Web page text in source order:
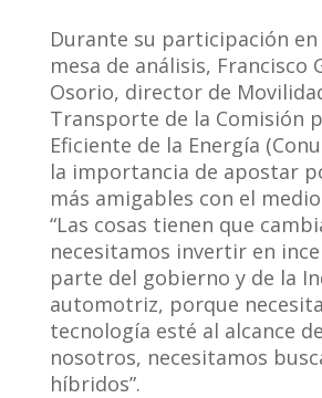
Durante su participación
mesa de análisis, Francisco
Osorio, director de
Transporte de la Comisión
Eficiente de la Energía
la importancia de apostar
más amigables con el
“Las cosas tienen que
necesitamos invertir en
parte del gobierno y de la
automotriz, porque
tecnología esté al alcance
nosotros, necesitamos
híbridos”.